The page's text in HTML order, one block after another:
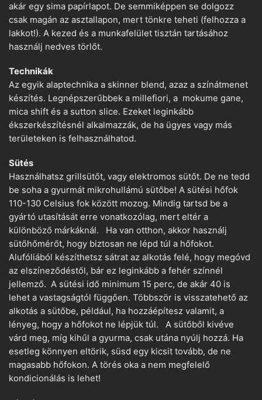
akár egy sima papírlapot. De semmiképpen se dolgozz
csak magán az asztallapon, mert tönkre teheti (felhozza a
lakkot!). A kezed és a munkafelület tisztán tartásához
használj nedves törlőt.
Technikák
Az egyik alaptechnika a skinner blend, azaz a színátmenet
készítés. Legnépszerűbbek a millefiori, a mokume gane,
mica shift és a sutton slice. Ezeket leginkább
ékszerkészítésnél alkalmazzák, de ha ügyes vagy más
területeken is felhasználhatod.
Sütés
Használhatsz grillsütőt, vagy elektromos sütőt. De ne tedd
be soha a gyurmát mikrohullámú sütőbe! A sütési hőfok
110-130 Celsius fok között mozog. Mindig tartsd be a
gyártó utasítását erre vonatkozólag, mert eltér a
különböző márkáknál. Ha van otthon, akkor használj
sütőhőmérőt, hogy biztosan ne lépd túl a hőfokot.
Alufóliából készíthetsz sátrat az alkotás felé, hogy megóvd
az elszíneződéstől, bár ez leginkább a fehér színnél
jellemző. A sütési idő minimum 15 perc, de akár 40 is
lehet a vastagságtól függően. Többször is visszatehető az
alkotás a sütőbe, például, ha hozzáépítesz valamit, a
lényeg, hogy a hőfokot ne lépjük túl. A sütőből kivéve
várd meg, míg kihűl a gyurma, csak utána nyúlj hozzá. Ha
esetleg könnyen eltörik, süsd egy kicsit tovább, de ne
magasabb hőfokon. A törés oka a nem megfelelő
kondicionálás is lehet!